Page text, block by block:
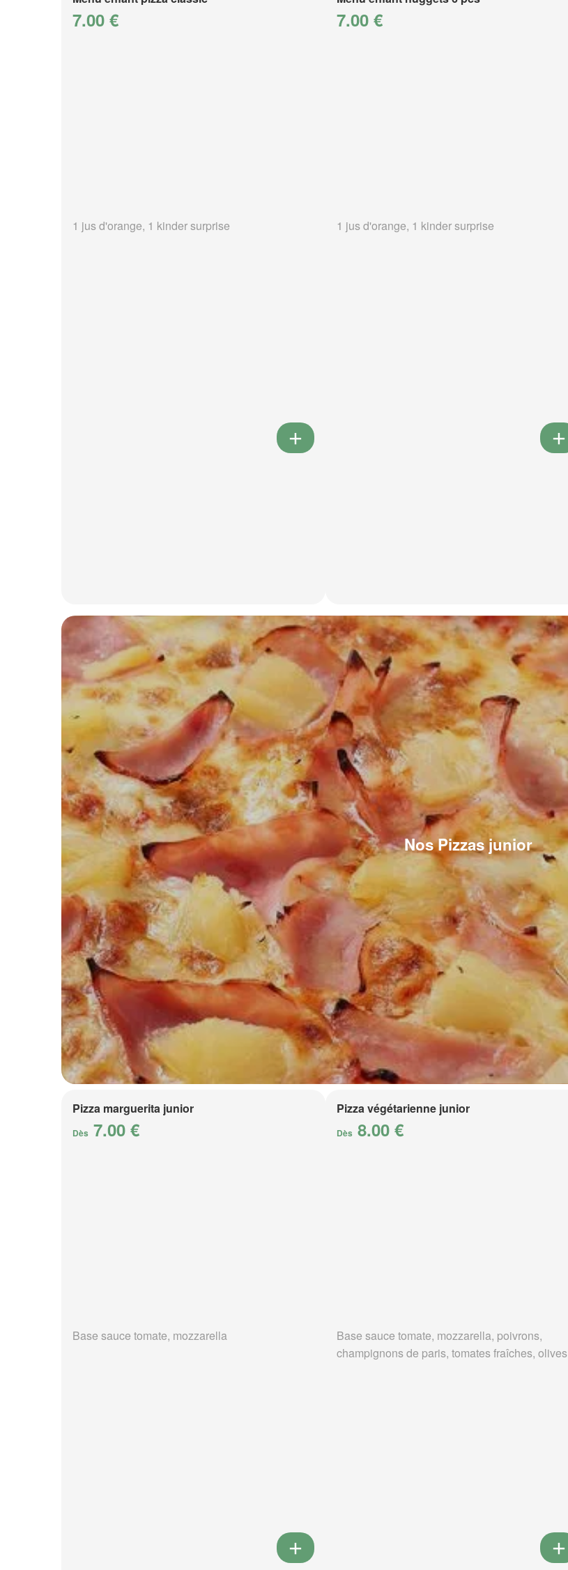
7.00 €
1 jus d'orange, 1 kinder surprise
7.00 €
1 jus d'orange, 1 kinder surprise
Nos Pizzas junior
Pizza marguerita junior
Dès 7.00 €
Base sauce tomate, mozzarella
Pizza végétarienne junior
Dès 8.00 €
Base sauce tomate, mozzarella, poivrons,
champignons de paris, tomates fraîches, olives